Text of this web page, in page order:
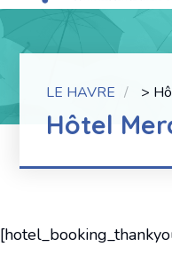
LE HAVRE >
Hôtel